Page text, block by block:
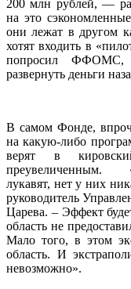
200 млн рублей, —
на это
они лежат в другом
хотят входить в
попросил ФФОМС,
развернуть деньги
В самом Фонде,
на какую-либо
верят в
преувеличенным.
лукавят, нет у них
руководитель
Царева. – Эффект
область не
Мало того, в этом
область. И
невозможно».